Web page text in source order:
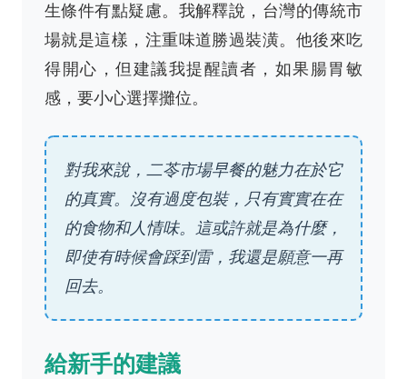
生條件有點疑慮。我解釋說，台灣的傳統市
場就是這樣，注重味道勝過裝潢。他後來吃
得開心，但建議我提醒讀者，如果腸胃敏
感，要小心選擇攤位。
對我來說，二苓市場早餐的魅力在於它
的真實。沒有過度包裝，只有實實在在
的食物和人情味。這或許就是為什麼，
即使有時候會踩到雷，我還是願意一再
回去。
給新手的建議